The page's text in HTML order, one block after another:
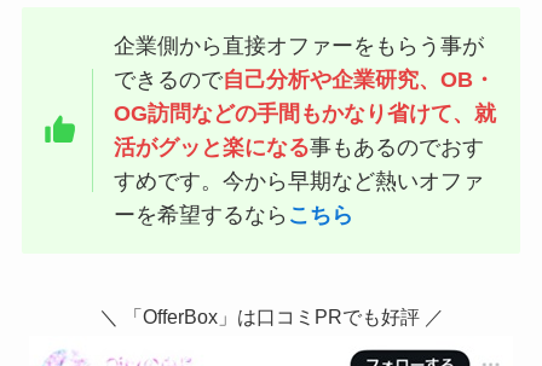
企業側から直接オファーをもらう事が
できるので自己分析や企業研究、OB・
OG訪問などの手間もかなり省けて、就
活がグッと楽になる事もあるのでおす
すめです。今から早期など熱いオファ
ーを希望するなら こちら
＼ 「OfferBox」は口コミPRでも好評 ／